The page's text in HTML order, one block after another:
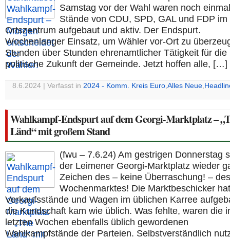
Samstag vor der Wahl waren noch
Stände von CDU, SPD, GAL und FDP im
Ortszentrum aufgebaut und aktiv. Der Endspurt.
Wochenlanger Einsatz, um Wähler vor-Ort zu
Stunden über Stunden ehrenamtlicher Tätigkeit für die
politische Zukunft der Gemeinde. Jetzt hoffen alle, […]
8.6.2024 | Verfasst in 2024 - Komm. Kreis Euro,Alles Neue,
Wahlkampf-Endspurt auf dem Georgi-Marktplatz –
Länd“ mit großem Stand
(fwu – 7.6.24) Am gestrigen Donnerstag
der Leimener Georgi-Marktplatz wieder
Zeichen des – keine Überraschung! – des
Wochenmarktes! Die Marktbeschicker
Verkaufsstände und Wagen im üblichen Karree
die Kundschaft kam wie üblich. Was fehlte, waren die
letzten Wochen ebenfalls üblich gewordenen
Wahlkampfstände der Parteien. Selbstverständlich